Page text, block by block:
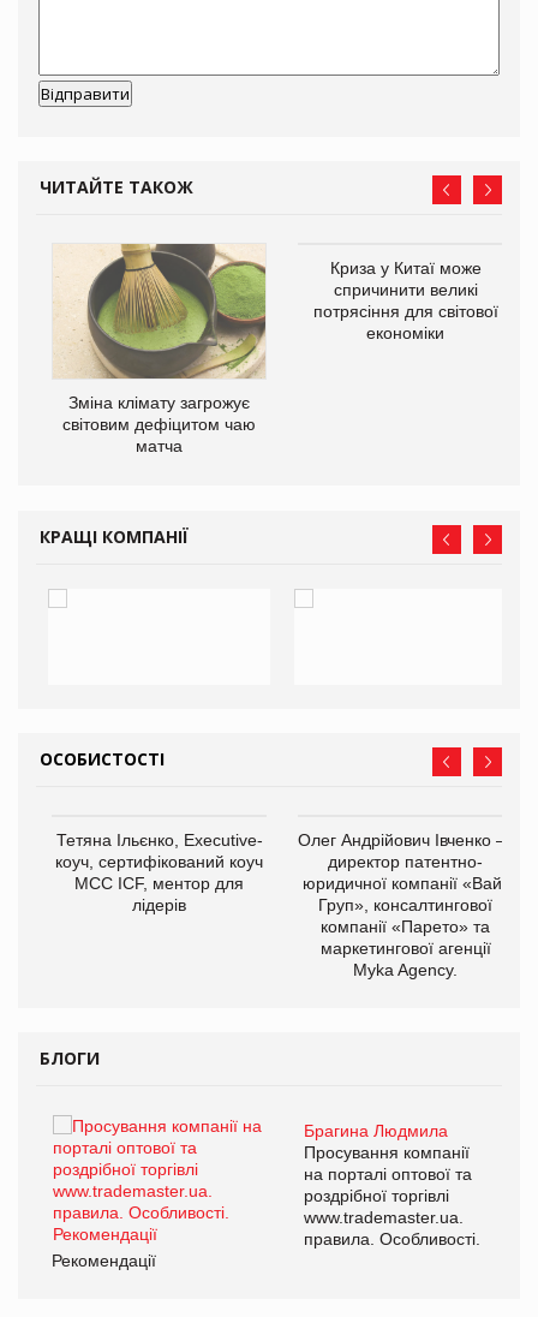
ЧИТАЙТЕ ТАКОЖ
Зміна клімату загрожує
світовим дефіцитом чаю
матча
Криза у Китаї може
спричинити великі
потрясіння для світової
економіки
КРАЩІ КОМПАНІЇ
ОСОБИСТОСТІ
Тетяна Ільєнко, Executive-
коуч, сертифікований коуч
МСС ICF, ментор для
лідерів
Олег Андрійович Івченко —
директор патентно-
юридичної компанії «Вайз
Груп», консалтингової
компанії «Парето» та
маркетингової агенції
Myka Agency.
БЛОГИ
Брагина Людмила
Просування компанії
на порталі оптової та
роздрібної торгівлі
www.trademaster.ua.
правила. Особливості.
Рекомендації